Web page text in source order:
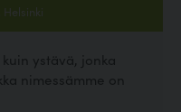
ystävä, jonka
nimessämme on